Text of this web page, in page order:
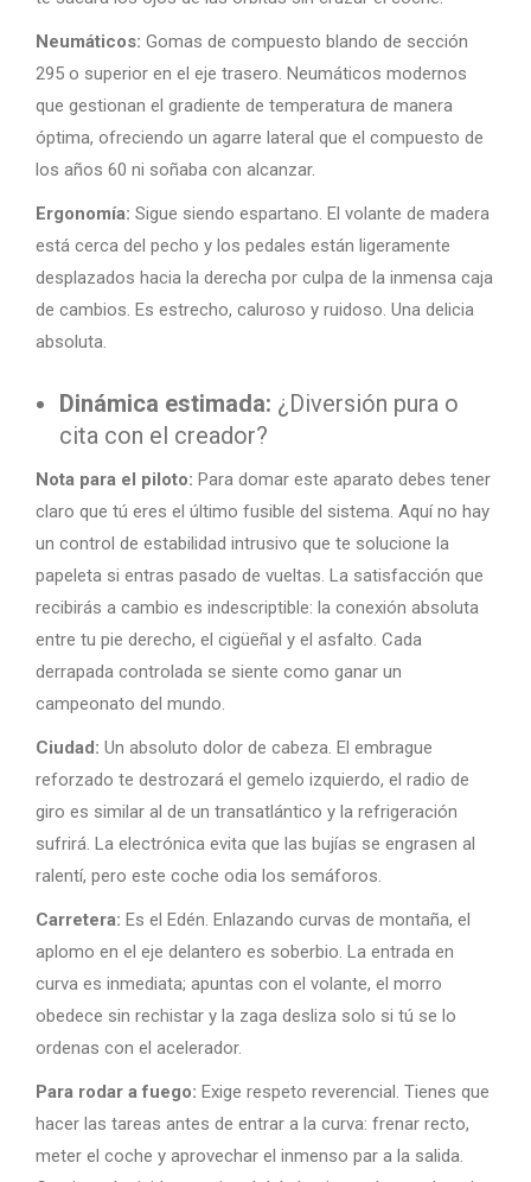
Neumáticos: Gomas de compuesto blando de sección
295 o superior en el eje trasero. Neumáticos modernos
que gestionan el gradiente de temperatura de manera
óptima, ofreciendo un agarre lateral que el compuesto de
los años 60 ni soñaba con alcanzar.
Ergonomía: Sigue siendo espartano. El volante de madera
está cerca del pecho y los pedales están ligeramente
desplazados hacia la derecha por culpa de la inmensa caja
de cambios. Es estrecho, caluroso y ruidoso. Una delicia
absoluta.
Dinámica estimada: ¿Diversión pura o
cita con el creador?
Nota para el piloto: Para domar este aparato debes tener
claro que tú eres el último fusible del sistema. Aquí no hay
un control de estabilidad intrusivo que te solucione la
papeleta si entras pasado de vueltas. La satisfacción que
recibirás a cambio es indescriptible: la conexión absoluta
entre tu pie derecho, el cigüeñal y el asfalto. Cada
derrapada controlada se siente como ganar un
campeonato del mundo.
Ciudad: Un absoluto dolor de cabeza. El embrague
reforzado te destrozará el gemelo izquierdo, el radio de
giro es similar al de un transatlántico y la refrigeración
sufrirá. La electrónica evita que las bujías se engrasen al
ralentí, pero este coche odia los semáforos.
Carretera: Es el Edén. Enlazando curvas de montaña, el
aplomo en el eje delantero es soberbio. La entrada en
curva es inmediata; apuntas con el volante, el morro
obedece sin rechistar y la zaga desliza solo si tú se lo
ordenas con el acelerador.
Para rodar a fuego: Exige respeto reverencial. Tienes que
hacer las tareas antes de entrar a la curva: frenar recto,
meter el coche y aprovechar el inmenso par a la salida.